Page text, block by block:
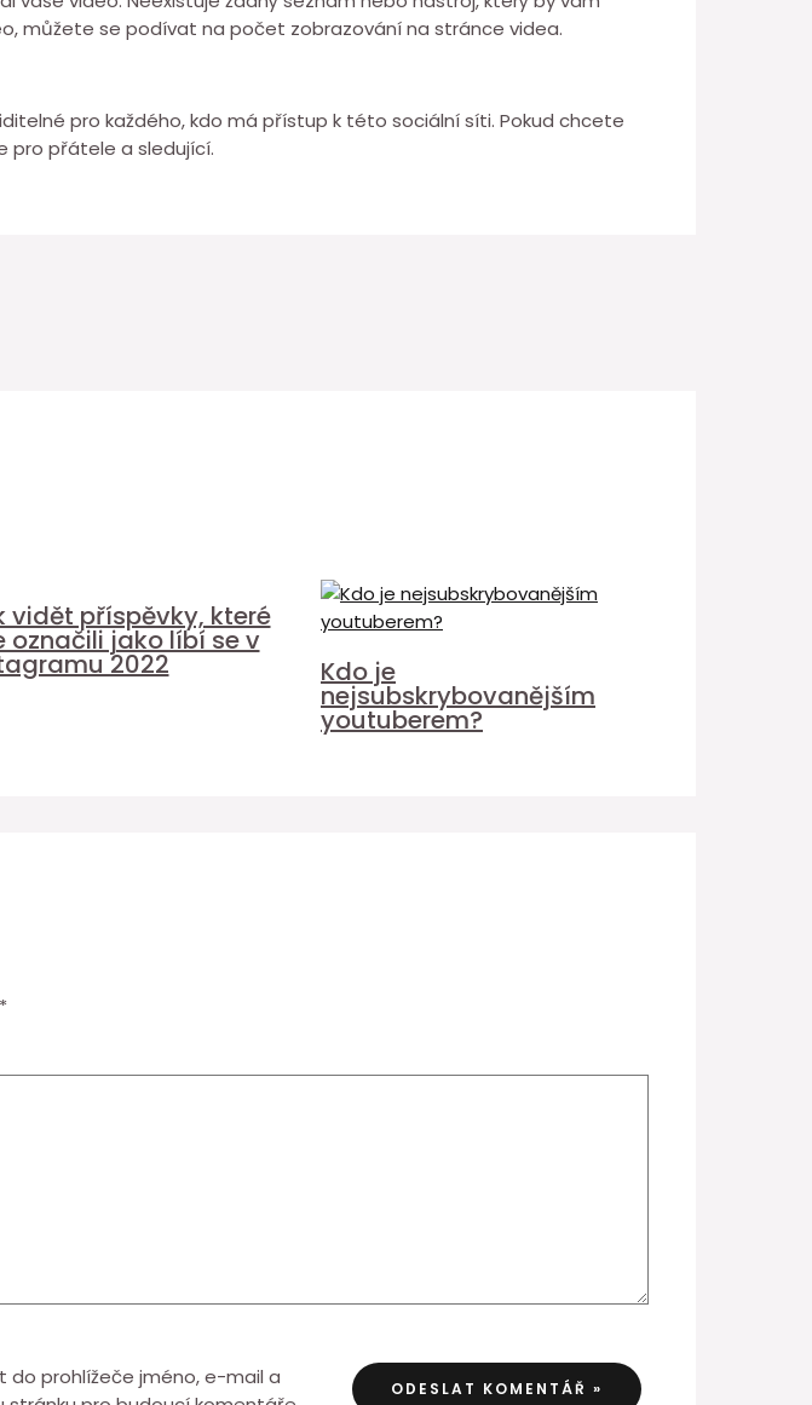
můžete se podívat na počet zobrazování na stránce videa.
pro každého, kdo má přístup k této sociální síti. Pokud chcete
pro přátele a sledující.
vidět příspěvky, které
označili jako líbí se v
2022 Kdo je
nejsubskrybovanějším
youtuberem?
*
do prohlížeče jméno, e-mail a